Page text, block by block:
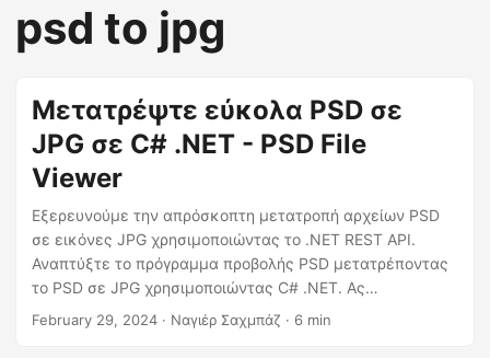
π
λ
η
psd to jpg
Μετατρέψτε εύκολα PSD σε
JPG σε C# .NET - PSD File
Viewer
Εξερευνούμε την απρόσκοπτη μετατροπή αρχείων PSD
σε εικόνες JPG χρησιμοποιώντας το .NET REST API.
Αναπτύξτε το πρόγραμμα προβολής PSD μετατρέποντας
το PSD σε JPG χρησιμοποιώντας C# .NET. Ας
ανακαλύψουμε ειδικές τεχνικές και αποτελεσματικά
February 29, 2024 · Ναγιέρ Σαχμπάζ · 6 min